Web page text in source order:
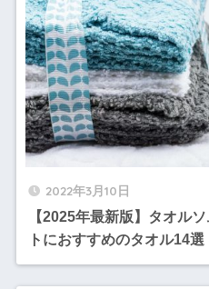
2022年3月10日
【2025年最新版】タオル
トにおすすめのタオル14選